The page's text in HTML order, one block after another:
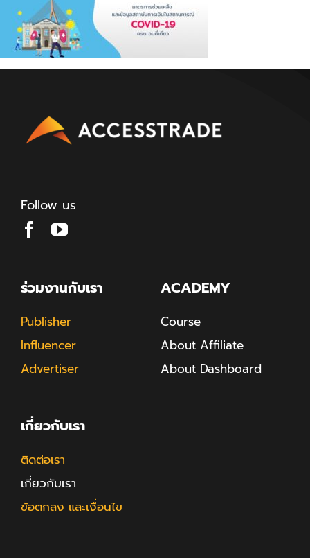
Follow us
ร่วมงานกับเรา
Publisher
Influencer
Advertiser
ACADEMY
Course
About Affiliate
About Dashboard
เกี่ยวกับเรา
ติดต่อเรา
เกี่ยวกับเรา
ข้อตกลง และเงื่อนไข